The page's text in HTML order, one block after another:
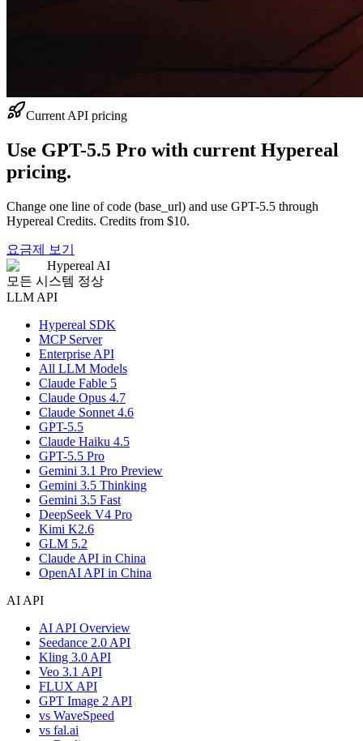
Current API pricing
Use GPT-5.5 Pro with current Hypereal
pricing.
Change one line of code (base_url) and use GPT-5.5 through
Hypereal Credits. Credits from $10.
요금제 보기
Hypereal AI
모든 시스템 정상
LLM API
Hypereal SDK
MCP Server
Enterprise API
All LLM Models
Claude Fable 5
Claude Opus 4.7
Claude Sonnet 4.6
GPT-5.5
Claude Haiku 4.5
GPT-5.5 Pro
Gemini 3.1 Pro Preview
Gemini 3.5 Thinking
Gemini 3.5 Fast
DeepSeek V4 Pro
Kimi K2.6
GLM 5.2
Claude API in China
OpenAI API in China
AI API
AI API Overview
Seedance 2.0 API
Kling 3.0 API
Veo 3.1 API
FLUX API
GPT Image 2 API
vs WaveSpeed
vs fal.ai